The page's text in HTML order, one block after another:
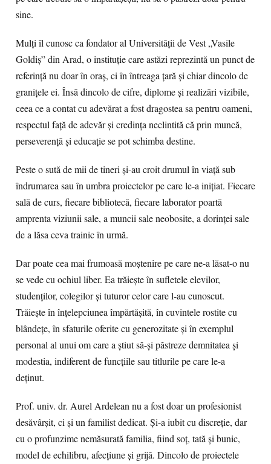
sine.
Mulți îl cunosc ca fondator al Universității de Vest „Vasile
Goldiș” din Arad, o instituție care astăzi reprezintă un punct de
referință nu doar în oraș, ci în întreaga țară și chiar dincolo de
granițele ei. Însă dincolo de cifre, diplome și realizări vizibile,
ceea ce a contat cu adevărat a fost dragostea sa pentru oameni,
respectul față de adevăr și credința neclintită că prin muncă,
perseverență și educație se pot schimba destine.
Peste o sută de mii de tineri și-au croit drumul în viață sub
îndrumarea sau în umbra proiectelor pe care le-a inițiat. Fiecare
sală de curs, fiecare bibliotecă, fiecare laborator poartă
amprenta viziunii sale, a muncii sale neobosite, a dorinței sale
de a lăsa ceva trainic în urmă.
Dar poate cea mai frumoasă moștenire pe care ne-a lăsat-o nu
se vede cu ochiul liber. Ea trăiește în sufletele elevilor,
studenților, colegilor și tuturor celor care l-au cunoscut.
Trăiește în înțelepciunea împărtășită, în cuvintele rostite cu
blândețe, în sfaturile oferite cu generozitate și în exemplul
personal al unui om care a știut să-și păstreze demnitatea și
modestia, indiferent de funcțiile sau titlurile pe care le-a
deținut.
Prof. univ. dr. Aurel Ardelean nu a fost doar un profesionist
desăvârșit, ci și un familist dedicat. Și-a iubit cu discreție, dar
cu o profunzime nemăsurată familia, fiind soț, tată și bunic,
model de echilibru, afecțiune și grijă. Dincolo de proiectele